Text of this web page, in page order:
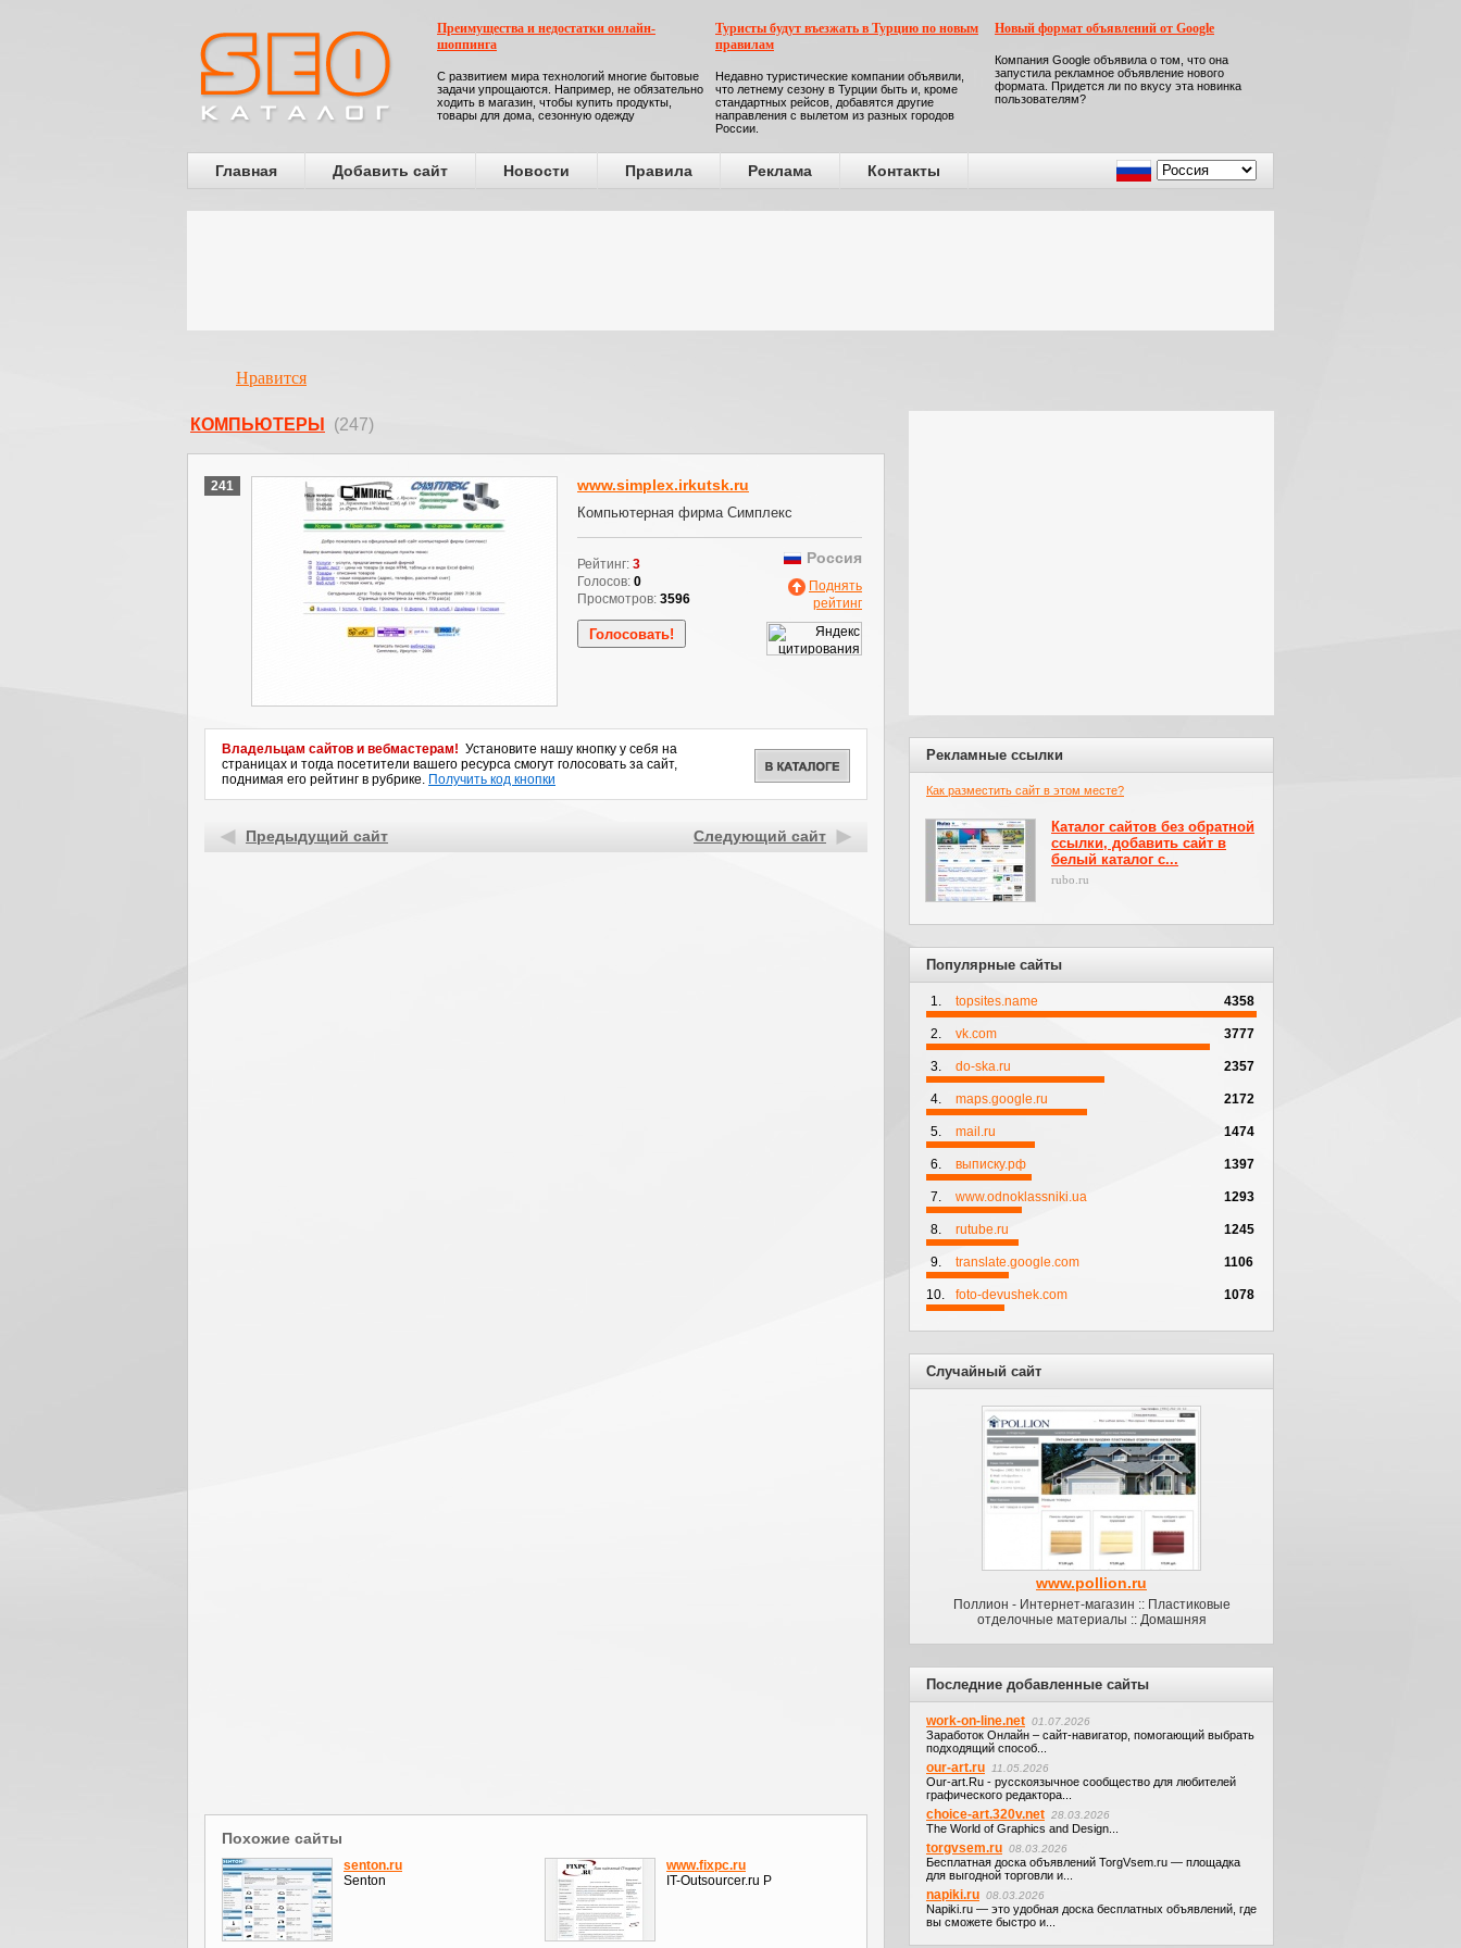
Преимущества и недостатки онлайн-
шоппинга
С развитием мира технологий многие бытовые
задачи упрощаются. Например, не обязательно
ходить в магазин, чтобы купить продукты,
товары для дома, сезонную одежду
Туристы будут въезжать в Турцию по новым
правилам
Недавно туристические компании объявили,
что летнему сезону в Турции быть и, кроме
стандартных рейсов, добавятся другие
направления с вылетом из разных городов
России.
Новый формат объявлений от Google
Компания Google объявила о том, что она
запустила рекламное объявление нового
формата. Придется ли по вкусу эта новинка
пользователям?
Главная Добавить сайт Новости Правила Реклама Контакты
Нравится
КОМПЬЮТЕРЫ (247)
241 www.simplex.irkutsk.ru
Компьютерная фирма Симплекс
Рейтинг: 3
Голосов: 0
Просмотров: 3596
Россия
Поднять
рейтинг
Владельцам сайтов и вебмастерам! Установите нашу кнопку у себя на
страницах и тогда посетители вашего ресурса смогут голосовать за сайт,
поднимая его рейтинг в рубрике. Получить код кнопки
Предыдущий сайт Следующий сайт
Похожие сайты
senton.ru
Senton
www.fixpc.ru
IT-Outsourcer.ru Р
Рекламные ссылки
Как разместить сайт в этом месте?
Каталог сайтов без обратной
ссылки, добавить сайт в
белый каталог с...
rubo.ru
Популярные сайты
1. topsites.name 4358
2. vk.com 3777
3. do-ska.ru 2357
4. maps.google.ru 2172
5. mail.ru 1474
6. выписку.рф 1397
7. www.odnoklassniki.ua 1293
8. rutube.ru 1245
9. translate.google.com 1106
10. foto-devushek.com 1078
Случайный сайт
www.pollion.ru
Поллион - Интернет-магазин :: Пластиковые
отделочные материалы :: Домашняя
Последние добавленные сайты
work-on-line.net 01.07.2026
Заработок Онлайн – сайт-навигатор, помогающий выбрать
подходящий способ...
our-art.ru 11.05.2026
Our-art.Ru - русскоязычное сообщество для любителей
графического редактора...
choice-art.320v.net 28.03.2026
The World of Graphics and Design...
torgvsem.ru 08.03.2026
Бесплатная доска объявлений TorgVsem.ru — площадка
для выгодной торговли и...
napiki.ru 08.03.2026
Napiki.ru — это удобная доска бесплатных объявлений, где
вы сможете быстро и...